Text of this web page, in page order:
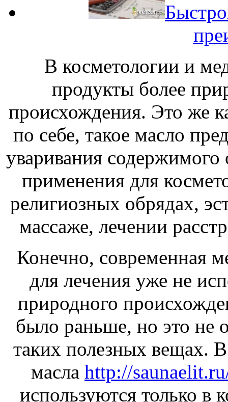
В косметологии и
продукты более
происхождения. Это же
по себе, такое масло
уваривания
применения для
религиозных обрядах,
массаже, лечении
Конечно, современная
для лечения уже не
природного
было раньше, но это не
таких полезных вещах.
масла http://
используются только в